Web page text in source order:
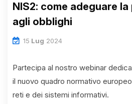
NIS2: come adeguare
agli obblighi
15 Lug 2024
Partecipa al nostro webinar
il nuovo quadro normativo
reti e dei sistemi informativi.